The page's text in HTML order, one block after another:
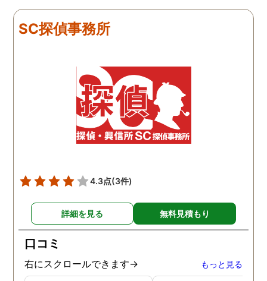
現在離婚調停中です。弁護
士さんも紹介してもらえて
SC探偵事務所
4.3点(3件)
詳細を見る 無料見積もり
口コミ
右にスクロールできます→ もっと見る